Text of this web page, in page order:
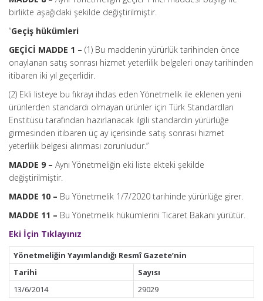
birlikte aşağıdaki şekilde değiştirilmiştir.
“Geçiş hükümleri
GEÇİCİ MADDE 1 – (1) Bu maddenin yürürlük tarihinden önce
onaylanan satış sonrası hizmet yeterlilik belgeleri onay tarihinden
itibaren iki yıl geçerlidir.
(2) Ekli listeye bu fıkrayı ihdas eden Yönetmelik ile eklenen yeni
ürünlerden standardı olmayan ürünler için Türk Standardları
Enstitüsü tarafından hazırlanacak ilgili standardın yürürlüğe
girmesinden itibaren üç ay içerisinde satış sonrası hizmet
yeterlilik belgesi alınması zorunludur.”
MADDE 9 – Aynı Yönetmeliğin eki liste ekteki şekilde
değiştirilmiştir.
MADDE 10 – Bu Yönetmelik 1/7/2020 tarihinde yürürlüğe girer.
MADDE 11 – Bu Yönetmelik hükümlerini Ticaret Bakanı yürütür.
Eki İçin Tıklayınız
Yönetmeliğin Yayımlandığı Resmî Gazete’nin
Tarihi
Sayısı
13/6/2014
29029